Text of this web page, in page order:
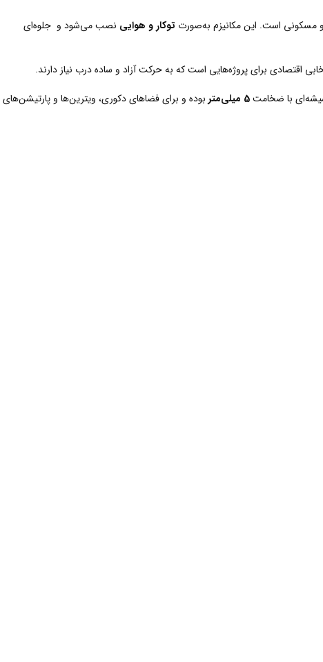
و مسکونی است. این مکانیزم به‌صورت توکار و هوایی نصب می‌شود و جلوه‌ای
اقتصادی برای پروژه‌هایی است که به حرکت آزاد و ساده درب نیاز دارند.
شیشه‌ای با ضخامت5 میلی‌متر
بوده و برای فضاهای دکوری، ویترین‌ها و پارتیشن‌های